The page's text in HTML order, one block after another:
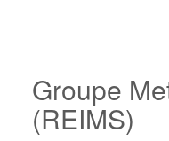
Groupe
(REIMS)